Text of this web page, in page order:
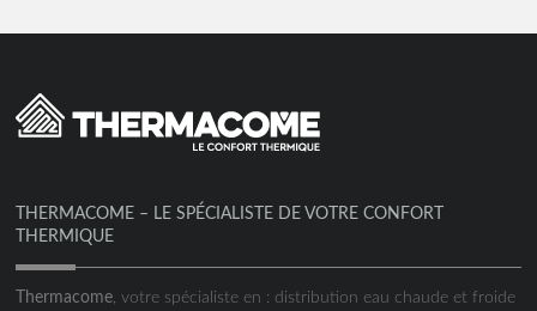
THERMACOME – LE SPÉCIALISTE DE VOTRE CONFORT
THERMIQUE
Thermacome, votre spécialiste en : distribution eau chaude et froide